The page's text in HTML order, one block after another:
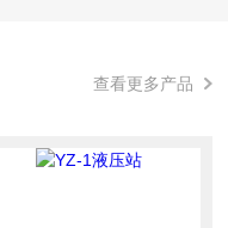
查看更多产品